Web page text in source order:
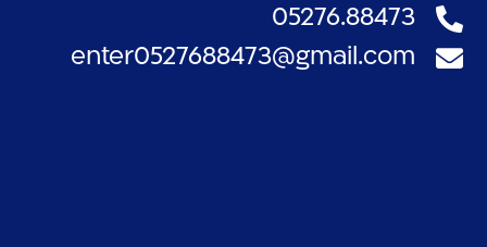
05276.88473
enter0527688473@gmail.com